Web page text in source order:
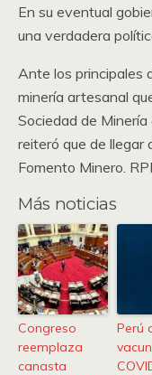
En su eventual
una verdadera
Ante los principales
minería artesanal
Sociedad de
reiteró que de llegar
Fomento Minero.
Más noticias
Congreso
reemplaza
canasta
Perú